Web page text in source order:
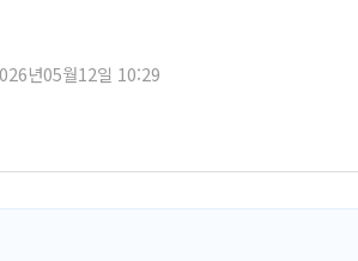
년05월12일 10:29